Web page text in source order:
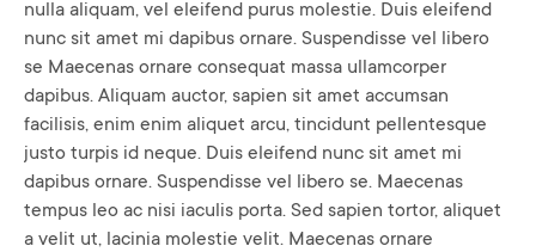
nulla aliquam, vel eleifend purus molestie. Duis eleifend
nunc sit amet mi dapibus ornare. Suspendisse vel libero
se Maecenas ornare consequat massa ullamcorper
dapibus. Aliquam auctor, sapien sit amet accumsan
facilisis, enim enim aliquet arcu, tincidunt pellentesque
justo turpis id neque. Duis eleifend nunc sit amet mi
dapibus ornare. Suspendisse vel libero se. Maecenas
tempus leo ac nisi iaculis porta. Sed sapien tortor, aliquet
a velit ut, lacinia molestie velit. Maecenas ornare